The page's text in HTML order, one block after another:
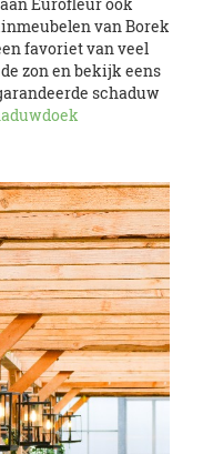
van Borek
favoriet van veel
zon en bekijk eens
schaduw